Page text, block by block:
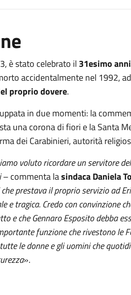
è stato celebrato il 31esimo
accidentalmente nel 1992,
proprio dovere.
in due momenti: la
una corona di fiori e la Santa
dei Carabinieri, autorità
voluto ricordare un servitore
– commenta lasindaca Daniela
prestava il proprio servizio ad
e tragica. Credo con convinzione
e che Gennaro Esposito debba
funzione che rivestono le
le donne e gli uomini che
».